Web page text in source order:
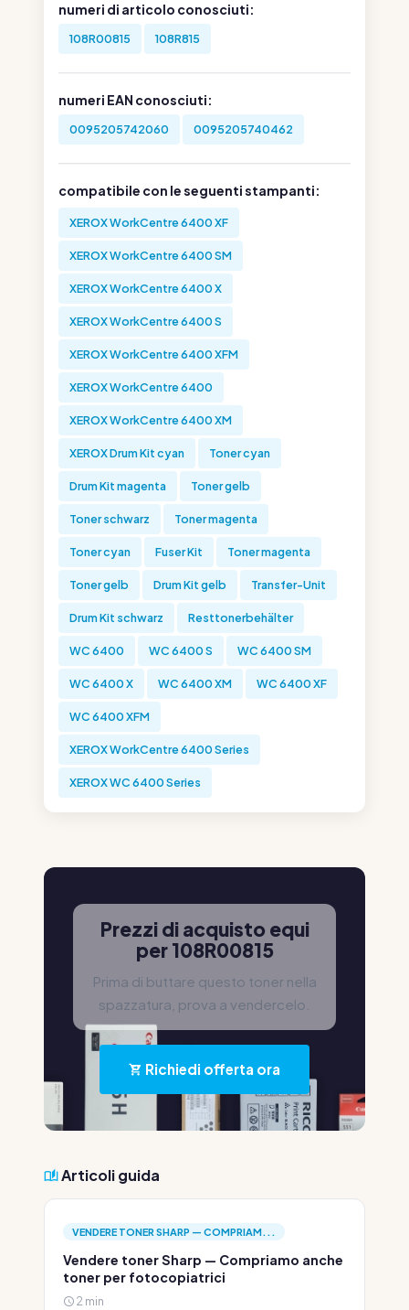
numeri di articolo conosciuti:
108R00815 108R815
numeri EAN conosciuti:
0095205742060 0095205740462
compatibile con le seguenti stampanti:
XEROX WorkCentre 6400 XF
XEROX WorkCentre 6400 SM
XEROX WorkCentre 6400 X
XEROX WorkCentre 6400 S
XEROX WorkCentre 6400 XFM
XEROX WorkCentre 6400
XEROX WorkCentre 6400 XM
XEROX Drum Kit cyan Toner cyan
Drum Kit magenta Toner gelb
Toner schwarz Toner magenta
Toner cyan Fuser Kit Toner magenta
Toner gelb Drum Kit gelb Transfer-Unit
Drum Kit schwarz Resttonerbehälter
WC 6400 WC 6400 S WC 6400 SM
WC 6400 X WC 6400 XM WC 6400 XF
WC 6400 XFM
XEROX WorkCentre 6400 Series
XEROX WC 6400 Series
Prezzi di acquisto equi
per 108R00815
Prima di buttare questo toner nella
spazzatura, prova a vendercelo.
Richiedi offerta ora
Articoli guida
VENDERE TONER SHARP — COMPRIAM...
Vendere toner Sharp — Compriamo anche
toner per fotocopiatrici
2 min